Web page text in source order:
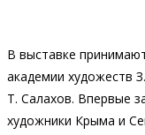
В выставке
академии художеств
Т. Салахов. Впервые
художники Крыма и